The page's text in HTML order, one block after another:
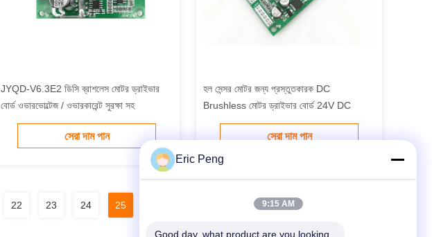
JYQD-V6.3E2 ডিসি ব্রাশলেস মোটর ড্রাইভার
বোর্ড ওভারভোল্টেজ / ওভারকারেন্ট সুরক্ষা সহ
সেরা দাম পান
হল সেন্সর মোটর জন্য প্রস্তুতকারক DC
Brushless মোটর ড্রাইভার বোর্ড 24V DC
সেরা দাম পান
22 23 24 25
Eric Peng
9:15 AM
Good day, what product are you looking